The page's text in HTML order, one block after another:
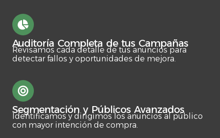
Auditoría Completa de tus Campañas
Revisamos cada detalle de tus anuncios para
detectar fallos y oportunidades de mejora.
Segmentación y Públicos Avanzados
Identificamos y dirigimos los anuncios al público
con mayor intención de compra.